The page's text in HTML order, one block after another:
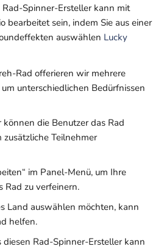
Spinner-Ersteller kann mit
bearbeitet sein, indem Sie aus einer
auswählen Lucky
Rad offerieren wir mehrere
unterschiedlichen Bedürfnissen
die Benutzer das Rad
Teilnehmer
im Panel-Menü, um Ihre
Rad zu verfeinern.
Land auswählen möchten, kann
helfen.
diesen Rad-Spinner-Ersteller kann